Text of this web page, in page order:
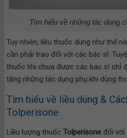
Tìm hiểu về những tác dụng
Tuy nhiên, liều thuốc dùng như thế
cần phải trao đổi với các bác sĩ.
thuốc khi chưa được các bác sĩ chỉ
tăng những tác dụng phụ khi dùng
Tìm hiểu về liều dùng &
Tolperisone
Liều lượng thuốcTolperisone đối với